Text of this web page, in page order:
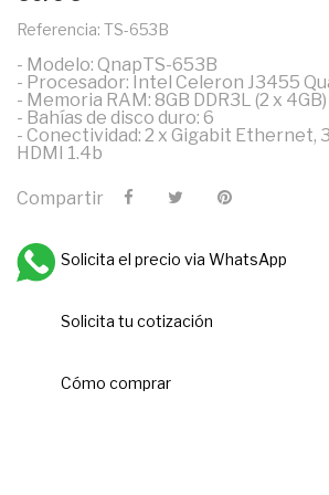
Referencia: TS-653B
- Modelo: QnapTS-653B
- Procesador: Intel Celeron J3455
- Memoria RAM: 8GB DDR3L (2 x 4GB)
- Bahías de disco duro: 6
- Conectividad: 2 x Gigabit Ethernet, 3
HDMI 1.4b
Compartir
Solicita el precio via WhatsApp
Solicita tu cotización
Cómo comprar